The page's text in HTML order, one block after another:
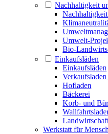
Nachhaltigkeit
Umwelt-
Bio-
Einkaufsläden
Einkaufsläden
Verkaufsladen
Hofladen
Bäckerei
Korb- und
Werkstatt für